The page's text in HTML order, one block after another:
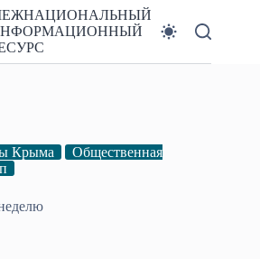
Крыма
Общественная